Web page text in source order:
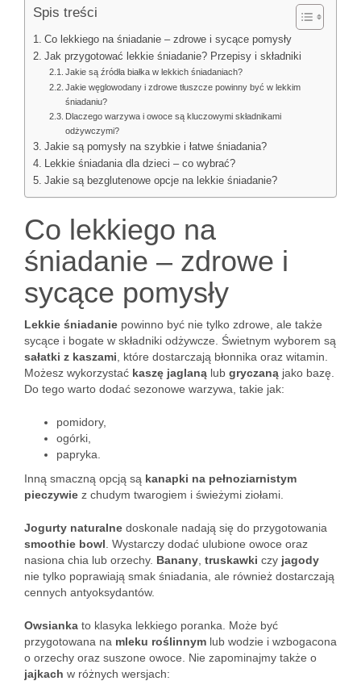
Spis treści
Co lekkiego na śniadanie – zdrowe i sycące pomysły
Jak przygotować lekkie śniadanie? Przepisy i składniki
Jakie są źródła białka w lekkich śniadaniach?
Jakie węglowodany i zdrowe tłuszcze powinny być w lekkim
śniadaniu?
Dlaczego warzywa i owoce są kluczowymi składnikami
odżywczymi?
Jakie są pomysły na szybkie i łatwe śniadania?
Lekkie śniadania dla dzieci – co wybrać?
Jakie są bezglutenowe opcje na lekkie śniadanie?
Co lekkiego na
śniadanie – zdrowe i
sycące pomysły
Lekkie śniadanie powinno być nie tylko zdrowe, ale także
sycące i bogate w składniki odżywcze. Świetnym wyborem są
sałatki z kaszami , które dostarczają błonnika oraz witamin.
Możesz wykorzystać kaszę jaglaną lub gryczaną jako bazę.
Do tego warto dodać sezonowe warzywa, takie jak:
pomidory,
ogórki,
papryka.
Inną smaczną opcją są kanapki na pełnoziarnistym
pieczywie z chudym twarogiem i świeżymi ziołami.
Jogurty naturalne doskonale nadają się do przygotowania
smoothie bowl . Wystarczy dodać ulubione owoce oraz
nasiona chia lub orzechy. Banany truskawki czy jagody
nie tylko poprawiają smak śniadania, ale również dostarczają
cennych antyoksydantów.
Owsianka to klasyka lekkiego poranka. Może być
przygotowana na mleku roślinnym lub wodzie i wzbogacona
o orzechy oraz suszone owoce. Nie zapominajmy także o
jajkach w różnych wersjach: